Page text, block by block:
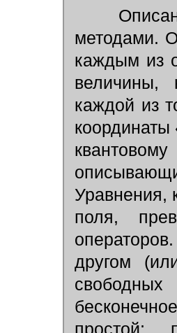
методами.
каждым из
каждой из
Уравнения,
поля,
другом
простой;